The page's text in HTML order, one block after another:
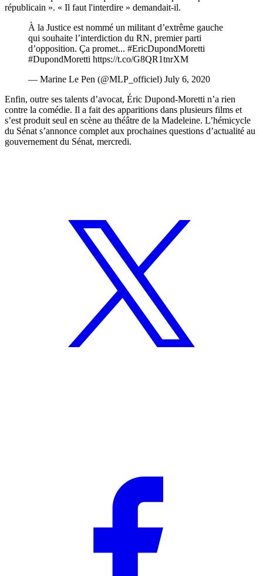
républicain ». « Il faut l'interdire » demandait-il.
À la Justice est nommé un militant d’extrême gauche
qui souhaite l’interdiction du RN, premier parti
d’opposition. Ça promet... #EricDupondMoretti
#DupondMoretti https://t.co/G8QR1tnrXM
— Marine Le Pen (@MLP_officiel) July 6, 2020
Enfin, outre ses talents d’avocat, Éric Dupond-Moretti n’a rien
contre la comédie. Il a fait des apparitions dans plusieurs films et
s’est produit seul en scène au théâtre de la Madeleine. L’hémicycle
du Sénat s’annonce complet aux prochaines questions d’actualité au
gouvernement du Sénat, mercredi.